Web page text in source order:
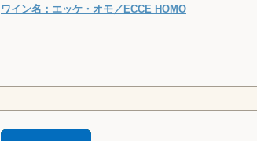
ワイン名：エッケ・オモ／ECCE HOMO